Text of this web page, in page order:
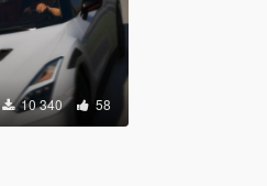
10 340 58